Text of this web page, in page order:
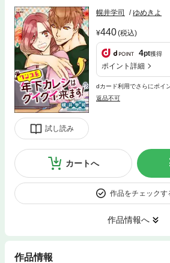
試し読み
幌井学司 ゆめきよ
440(税込)
4pt獲得
ポイント詳細
dカード利用でさらにポイ
返品不可
カートへ
作品をチェックす
作品情報へ
作品情報